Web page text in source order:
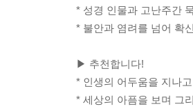
* 성경 인물과 고난주간
* 불안과 염려를 넘어 확
▶ 추천합니다!
* 인생의 어두움을 지나
* 세상의 아픔을 보며 그